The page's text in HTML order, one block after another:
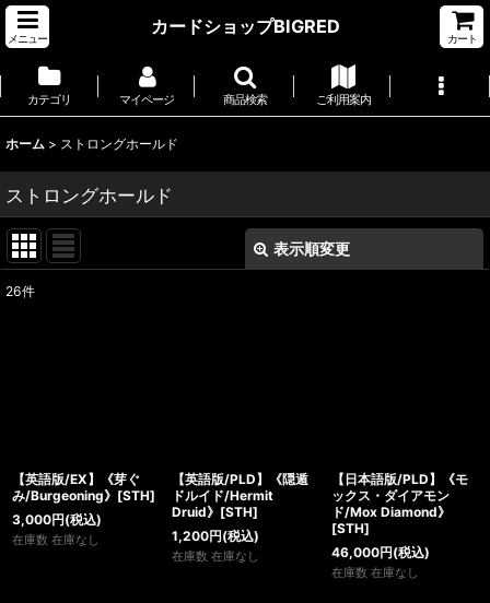
メニュー
カードショップBIGRED
カート
カテゴリ マイページ 商品検索 ご利用案内
ホーム > ストロングホールド
ストロングホールド
表示順変更
絞り込む
26件
【英語版/EX】《芽ぐ
み/Burgeoning》[STH]
3,000円(税込)
在庫数 在庫なし
【英語版/PLD】《隠遁
ドルイド/Hermit
Druid》[STH]
1,200円(税込)
在庫数 在庫なし
【日本語版/PLD】《モ
ックス・ダイアモン
ド/Mox Diamond》
[STH]
46,000円(税込)
在庫数 在庫なし